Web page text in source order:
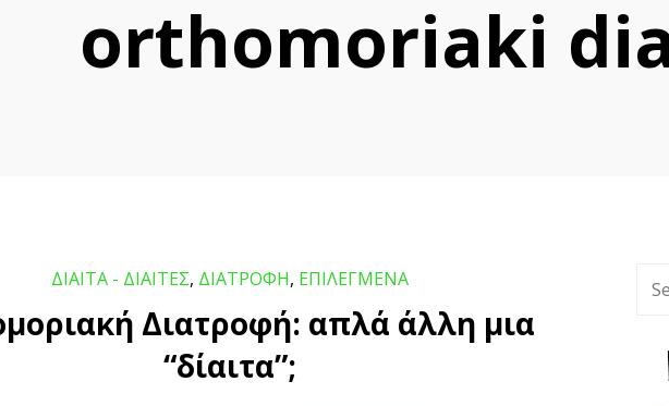
orthomoriaki
ΔΙΑΙΤΑ - ΔΙΑΙΤΕΣ, ΔΙΑΤΡΟΦΗ,ΕΠΙΛΕΓΜΕΝΑ
Διατροφή: απλά άλλη μια “δίαιτα”;